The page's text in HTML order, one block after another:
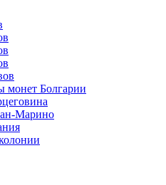
монет Болгарии
Марино